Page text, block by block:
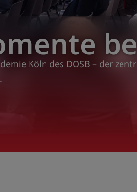
Köln des DOSB – der